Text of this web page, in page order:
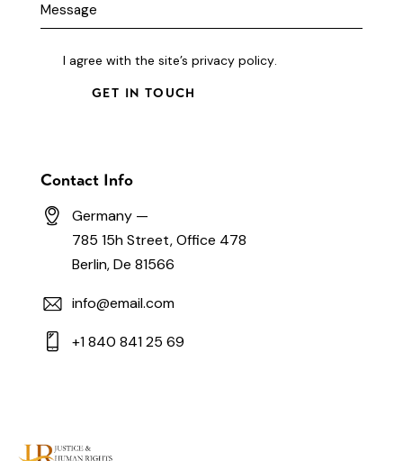
I agree with the site’sprivacy policy.
Contact Info
Germany —
785 15h Street, Office 478
Berlin, De 81566
info@email.com
+1 840 841 25 69